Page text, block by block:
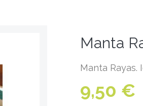
Manta
Manta Rayas.
9,50 €